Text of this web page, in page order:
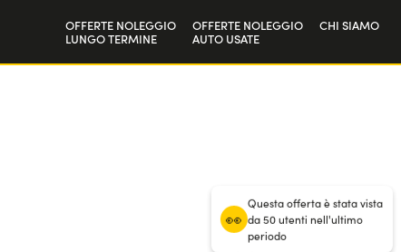
OFFERTE NOLEGGIO
LUNGO TERMINE
OFFERTE NOLEGGIO
AUTO USATE
CHI SIAMO
Questa offerta è stata vista
da 50 utenti nell'ultimo
periodo